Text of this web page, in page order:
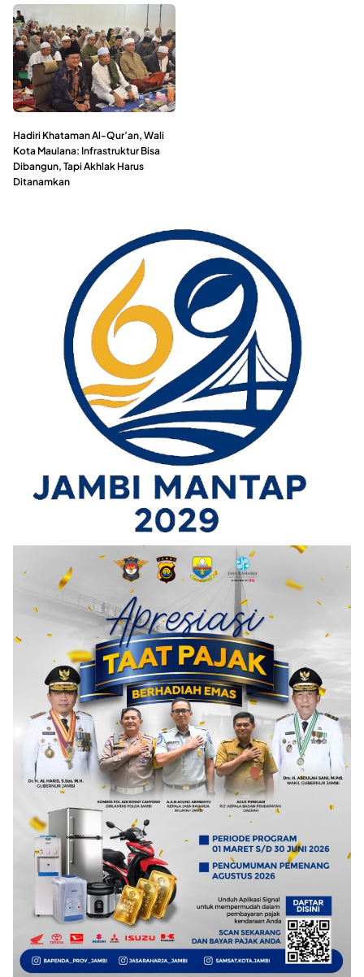
Hadiri Khataman Al-Qur’an, Wali
Kota Maulana: Infrastruktur Bisa
Dibangun, Tapi Akhlak Harus
Ditanamkan